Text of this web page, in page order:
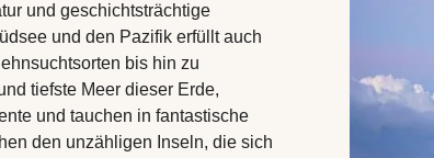
und geschichtsträchtige
und den Pazifik erfüllt auch
bis hin zu
tiefste Meer dieser Erde,
und tauchen in fantastische
den unzähligen Inseln, die sich